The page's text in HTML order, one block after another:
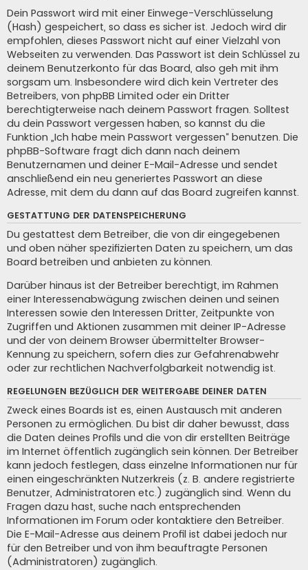
Dein Passwort wird mit einer Einwege-Verschlüsselung
(Hash) gespeichert, so dass es sicher ist. Jedoch wird dir
empfohlen, dieses Passwort nicht auf einer Vielzahl von
Webseiten zu verwenden. Das Passwort ist dein Schlüssel zu
deinem Benutzerkonto für das Board, also geh mit ihm
sorgsam um. Insbesondere wird dich kein Vertreter des
Betreibers, von phpBB Limited oder ein Dritter
berechtigterweise nach deinem Passwort fragen. Solltest
du dein Passwort vergessen haben, so kannst du die
Funktion „Ich habe mein Passwort vergessen“ benutzen. Die
phpBB-Software fragt dich dann nach deinem
Benutzernamen und deiner E-Mail-Adresse und sendet
anschließend ein neu generiertes Passwort an diese
Adresse, mit dem du dann auf das Board zugreifen kannst.
GESTATTUNG DER DATENSPEICHERUNG
Du gestattest dem Betreiber, die von dir eingegebenen
und oben näher spezifizierten Daten zu speichern, um das
Board betreiben und anbieten zu können.
Darüber hinaus ist der Betreiber berechtigt, im Rahmen
einer Interessenabwägung zwischen deinen und seinen
Interessen sowie den Interessen Dritter, Zeitpunkte von
Zugriffen und Aktionen zusammen mit deiner IP-Adresse
und der von deinem Browser übermittelter Browser-
Kennung zu speichern, sofern dies zur Gefahrenabwehr
oder zur rechtlichen Nachverfolgbarkeit notwendig ist.
REGELUNGEN BEZÜGLICH DER WEITERGABE DEINER DATEN
Zweck eines Boards ist es, einen Austausch mit anderen
Personen zu ermöglichen. Du bist dir daher bewusst, dass
die Daten deines Profils und die von dir erstellten Beiträge
im Internet öffentlich zugänglich sein können. Der Betreiber
kann jedoch festlegen, dass einzelne Informationen nur für
einen eingeschränkten Nutzerkreis (z. B. andere registrierte
Benutzer, Administratoren etc.) zugänglich sind. Wenn du
Fragen dazu hast, suche nach entsprechenden
Informationen im Forum oder kontaktiere den Betreiber.
Die E-Mail-Adresse aus deinem Profil ist dabei jedoch nur
für den Betreiber und von ihm beauftragte Personen
(Administratoren) zugänglich.